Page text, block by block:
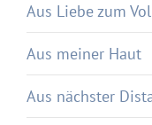
Aus Liebe zum
Aus meiner Haut
Aus nächster